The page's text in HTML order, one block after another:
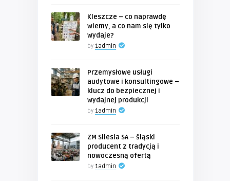
Kleszcze – co naprawdę
wiemy, a co nam się tylko
wydaje?
by 1admin
Przemysłowe usługi
audytowe i konsultingowe –
klucz do bezpiecznej i
wydajnej produkcji
by 1admin
ZM Silesia SA – śląski
producent z tradycją i
nowoczesną ofertą
by 1admin